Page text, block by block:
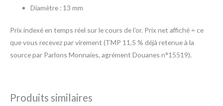
Diamètre : 13 mm
Prix indexé en temps réel sur le cours de l’or. Prix net affiché = ce
que vous recevez par virement (TMP 11,5 % déjà retenue à la
source par Parlons Monnaies, agrément Douanes n°15519).
Produits similaires